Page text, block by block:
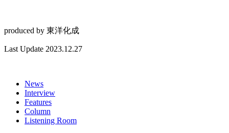
produced by 東洋化成
Last Update 2023.12.27
News
Interview
Features
Column
Listening Room